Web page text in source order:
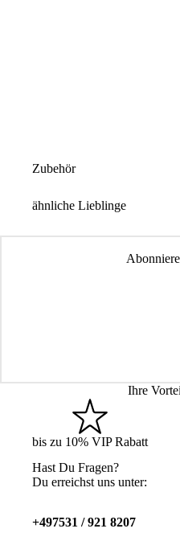
Zubehör
ähnliche Lieblinge
Ihre
bis zu 10% VIP Rabatt
Hast Du Fragen?
Du erreichst uns unter:
+497531 / 921 8207